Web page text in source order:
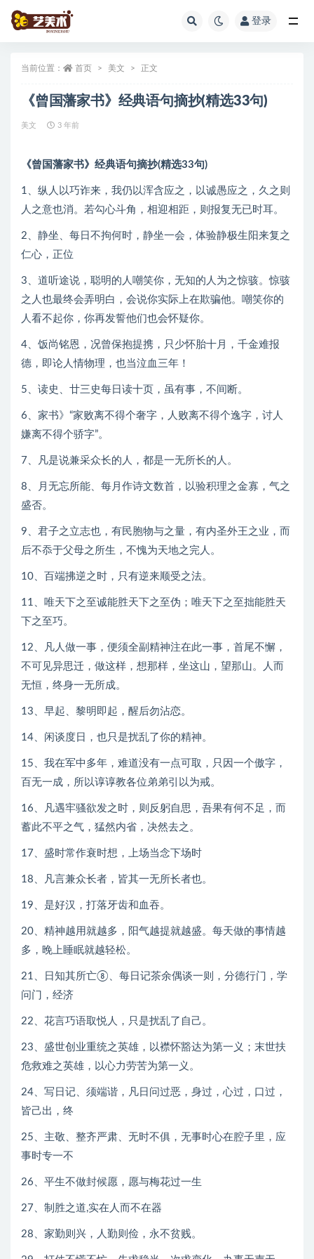
登录
当前位置： 首页 美文 正文
《曾国藩家书》经典语句摘抄(精选33句)
美文 3 年前
《曾国藩家书》经典语句摘抄(精选33句)
1、纵人以巧诈来，我仍以浑含应之，以诚愚应之，久之则
人之意也消。若勾心斗角，相迎相距，则报复无已时耳。
2、静坐、每日不拘何时，静坐一会，体验静极生阳来复之
仁心，正位
3、道听途说，聪明的人嘲笑你，无知的人为之惊骇。惊骇
之人也最终会弄明白，会说你实际上在欺骗他。嘲笑你的
人看不起你，你再发誓他们也会怀疑你。
4、饭尚铭恩，况曾保抱提携，只少怀胎十月，千金难报
德，即论人情物理，也当泣血三年！
5、读史、廿三史每日读十页，虽有事，不间断。
6、家书》“家败离不得个奢字，人败离不得个逸字，讨人
嫌离不得个骄字”。
7、凡是说兼采众长的人，都是一无所长的人。
8、月无忘所能、每月作诗文数首，以验积理之金寡，气之
盛否。
9、君子之立志也，有民胞物与之量，有内圣外王之业，而
后不忝于父母之所生，不愧为天地之完人。
10、百端拂逆之时，只有逆来顺受之法。
11、唯天下之至诚能胜天下之至伪；唯天下之至拙能胜天
下之至巧。
12、凡人做一事，便须全副精神注在此一事，首尾不懈，
不可见异思迁，做这样，想那样，坐这山，望那山。人而
无恒，终身一无所成。
13、早起、黎明即起，醒后勿沾恋。
14、闲谈度日，也只是扰乱了你的精神。
15、我在军中多年，难道没有一点可取，只因一个傲字，
百无一成，所以谆谆教各位弟弟引以为戒。
16、凡遇牢骚欲发之时，则反躬自思，吾果有何不足，而
蓄此不平之气，猛然内省，决然去之。
17、盛时常作衰时想，上场当念下场时
18、凡言兼众长者，皆其一无所长者也。
19、是好汉，打落牙齿和血吞。
20、精神越用就越多，阳气越提就越盛。每天做的事情越
多，晚上睡眠就越轻松。
21、日知其所亡⑧、每日记茶余偶谈一则，分德行门，学
问门，经济
22、花言巧语取悦人，只是扰乱了自己。
23、盛世创业重统之英雄，以襟怀豁达为第一义；末世扶
危救难之英雄，以心力劳苦为第一义。
24、写日记、须端谐，凡日问过恶，身过，心过，口过，
皆己出，终
25、主敬、整齐严肃、无时不俱，无事时心在腔子里，应
事时专一不
26、平生不做封候愿，愿与梅花过一生
27、制胜之道,实在人而不在器
28、家勤则兴，人勤则俭，永不贫贱。